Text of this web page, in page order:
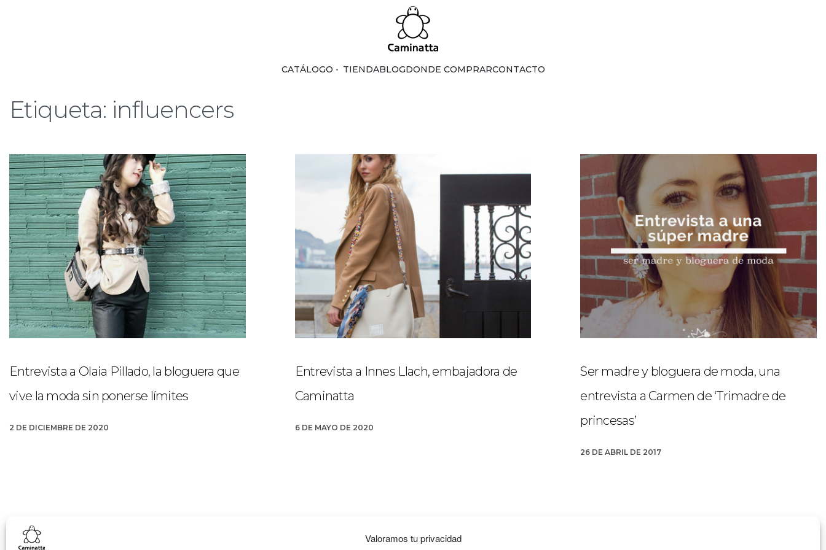
Valoramos tu privacidad
CATÁLOGO TIENDABLOGDONDE COMPRARCONTACTO
Etiqueta: influencers
Entrevista a Olaia Pillado, la bloguera que
vive la moda sin ponerse límites
2 DE DICIEMBRE DE 2020
Entrevista a Innes Llach, embajadora de
Caminatta
6 DE MAYO DE 2020
Ser madre y bloguera de moda, una
entrevista a Carmen de ‘Trimadre de
princesas’
26 DE ABRIL DE 2017